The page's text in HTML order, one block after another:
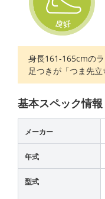
身長161-165cmの
足つきが「つま先立
基本スペック情報
メーカー
年式
型式